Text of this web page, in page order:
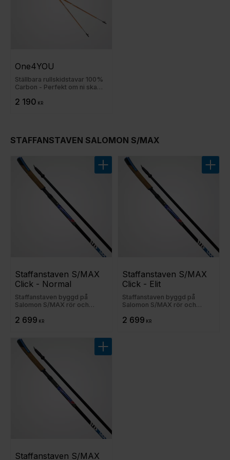
One4YOU
Ställbara rullskidstavar 100%
Carbon - Perfekt om ni ska
2 190 KR
STAFFANSTAVEN SALOMON S/MAX
Staffanstaven S/MAX
Click - Normal
Staffanstaven byggd på
Salomon S/MAX rör och
2 699 KR
Lägg till i favoriter
Staffanstaven S/MAX
Click - Elit
Staffanstaven byggd på
Salomon S/MAX rör och
2 699 KR
Lägg
Staffanstaven S/MAX
Lägg till i favoriter